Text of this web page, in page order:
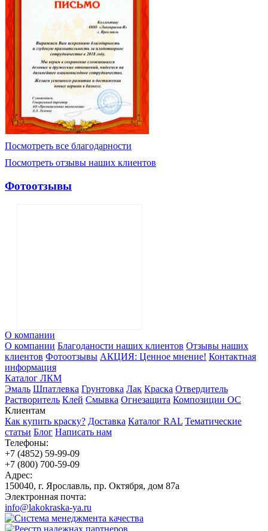
Посмотреть все благодарности
Посмотреть отзывы наших клиентов
Фотоотзывы
О компании
О компании Благоданости наших клиентов Отзывы наших
клиентов Фотоотзывы АКЦИЯ: Ценное мнение! Контактная
информация
Каталог ЛКМ
Эмаль Шпатлевка Грунтовка Лак Краска Отвердитель
Растворитель Клей Смывка Огнезащита Композиции ОС
Клиентам
Как купить краску? Доставка Каталог RAL Тематические
статьи Блог Написать нам
Телефоны:
+7 (4852) 59-99-09
+7 (800) 700-59-09
Адрес:
150040, г. Ярославль, пр. Октября, дом 87a
Электронная почта:
info@lakokraska-ya.ru